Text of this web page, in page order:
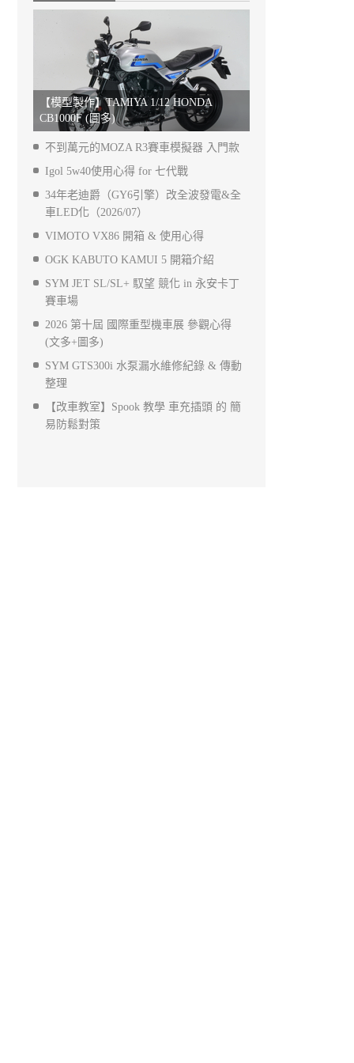
【模型製作】TAMIYA 1/12 HONDA
CB1000F (圖多)
不到萬元的MOZA R3賽車模擬器 入門款
Igol 5w40使用心得 for 七代戰
34年老迪爵（GY6引擎）改全波發電&全
車LED化（2026/07）
VIMOTO VX86 開箱 & 使用心得
OGK KABUTO KAMUI 5 開箱介紹
SYM JET SL/SL+ 馭望 競化 in 永安卡丁
賽車場
2026 第十屆 國際重型機車展 參觀心得
(文多+圖多)
SYM GTS300i 水泵漏水維修紀錄 & 傳動
整理
【改車教室】Spook 教學 車充插頭 的 簡
易防鬆對策